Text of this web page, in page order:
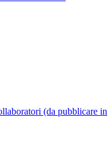
(da pubblicare in